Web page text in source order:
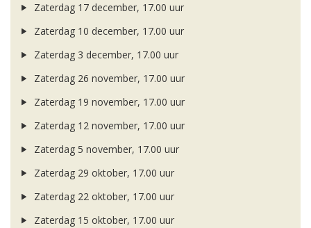
Zaterdag 17 december, 17.00 uur
Zaterdag 10 december, 17.00 uur
Zaterdag 3 december, 17.00 uur
Zaterdag 26 november, 17.00 uur
Zaterdag 19 november, 17.00 uur
Zaterdag 12 november, 17.00 uur
Zaterdag 5 november, 17.00 uur
Zaterdag 29 oktober, 17.00 uur
Zaterdag 22 oktober, 17.00 uur
Zaterdag 15 oktober, 17.00 uur